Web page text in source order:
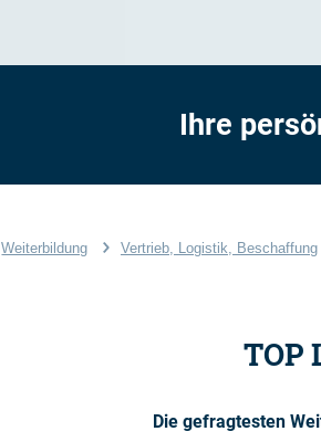
Ihre
Weiterbildung Vertrieb, Logistik, Beschaffung
TOP
Die gefragtesten